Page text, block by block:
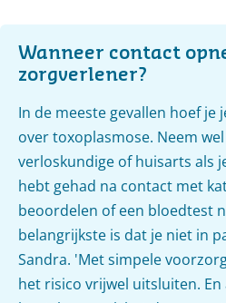
Wanneer contact
zorgverlener?
In de meeste gevallen hoef je
over toxoplasmose. Neem
verloskundige of huisarts als
hebt gehad na contact met
beoordelen of een bloedtest
belangrijkste is dat je niet in
Sandra. 'Met simpele
het risico vrijwel uitsluiten.